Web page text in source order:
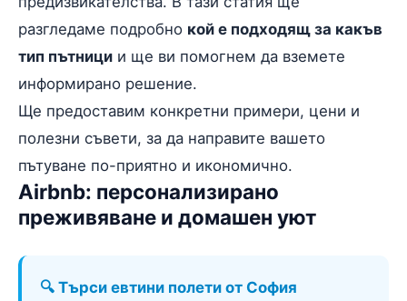
разгледаме подробно кой е подходящ за какъв
тип пътници и ще ви помогнем да вземете
информирано решение.
Ще предоставим конкретни примери, цени и
полезни съвети, за да направите вашето
пътуване по-приятно и икономично.
Airbnb: персонализирано
преживяване и домашен уют
🔍 Търси евтини полети от София